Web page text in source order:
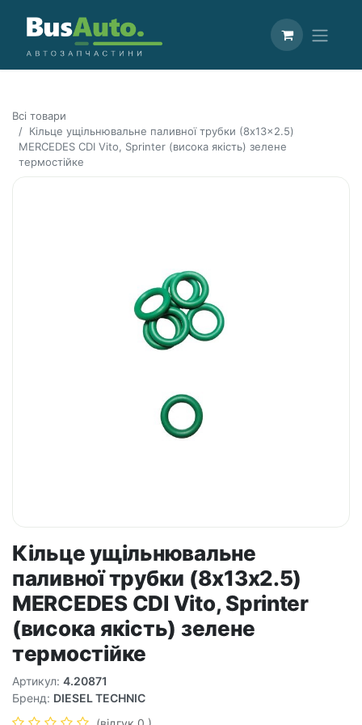
Всі товари
Кільце ущільнювальне паливної трубки (8x13x2.5)
MERCEDES CDI Vito, Sprinter (висока якість) зелене
термостійке
Кільце ущільнювальне
паливної трубки (8x13x2.5)
MERCEDES CDI Vito, Sprinter
(висока якість) зелене
термостійке
Артикул: 4.20871
Бренд: DIESEL TECHNIC